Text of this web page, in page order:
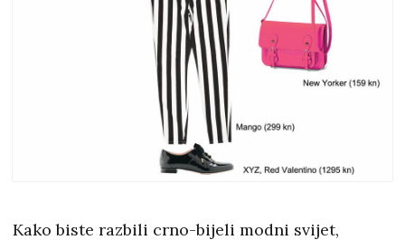
Kako biste razbili crno-bijeli modni svijet,